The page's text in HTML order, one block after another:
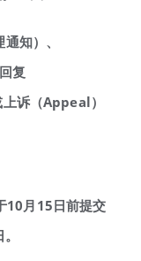
通知）、
复
上诉（Appeal）
10 月 15日前提交